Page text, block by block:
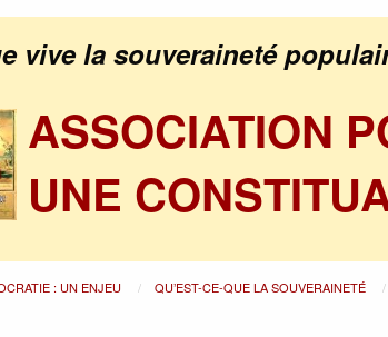
vive la souveraineté
ASSOCIATION
UNE
: UN ENJEU QU’EST-CE-QUE LA SOUVERAINETÉ